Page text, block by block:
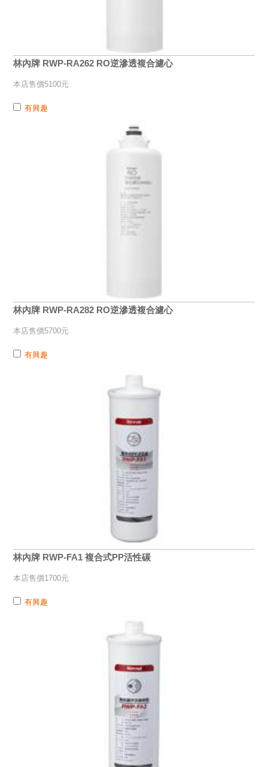
林內牌 RWP-RA262 RO逆滲透複合濾心
本店售價5100元
有興趣
林內牌 RWP-RA282 RO逆滲透複合濾心
本店售價5700元
有興趣
林內牌 RWP-FA1 複合式PP活性碳
本店售價1700元
有興趣